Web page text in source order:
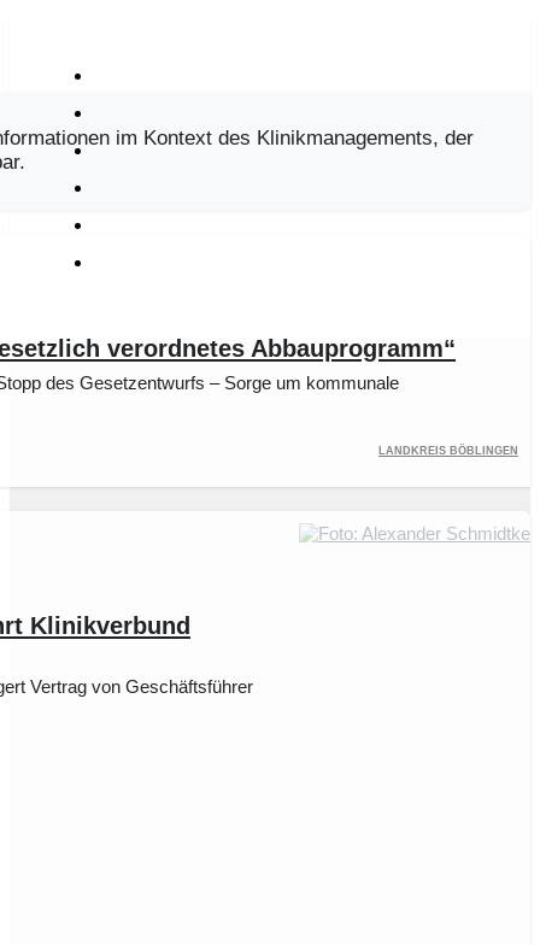
im Kontext des Klinikmanagements, der
verordnetes Abbauprogramm“
des Gesetzentwurfs – Sorge um kommunale
Landkreis Böblingen
Klinikverbund
Vertrag von Geschäftsführer